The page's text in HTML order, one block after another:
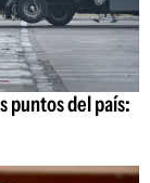
puntos del país: